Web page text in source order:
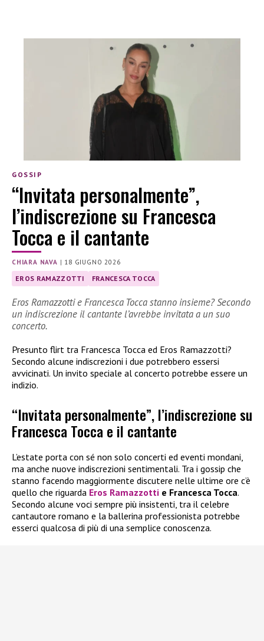
GOSSIP
“Invitata personalmente”,
l’indiscrezione su Francesca
Tocca e il cantante
CHIARA NAVA | 18 GIUGNO 2026
EROS RAMAZZOTTI FRANCESCA TOCCA
Eros Ramazzotti e Francesca Tocca stanno insieme? Secondo
un indiscrezione il cantante l’avrebbe invitata a un suo
concerto.
Presunto flirt tra Francesca Tocca ed Eros Ramazzotti?
Secondo alcune indiscrezioni i due potrebbero essersi
avvicinati. Un invito speciale al concerto potrebbe essere un
indizio.
“Invitata personalmente”, l’indiscrezione su
Francesca Tocca e il cantante
L’estate porta con sé non solo concerti ed eventi mondani,
ma anche nuove indiscrezioni sentimentali. Tra i gossip che
stanno facendo maggiormente discutere nelle ultime ore c’è
quello che riguarda Eros Ramazzotti e Francesca Tocca.
Secondo alcune voci sempre più insistenti, tra il celebre
cantautore romano e la ballerina professionista potrebbe
esserci qualcosa di più di una semplice conoscenza.